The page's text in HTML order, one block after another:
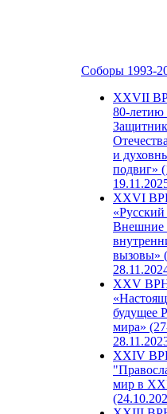
Соборы 1993-
ХХVII
80-
и
подвиг»
XXVI
Внешние
вызовы»
XXV
будущее
мира»
XXIV
мир в